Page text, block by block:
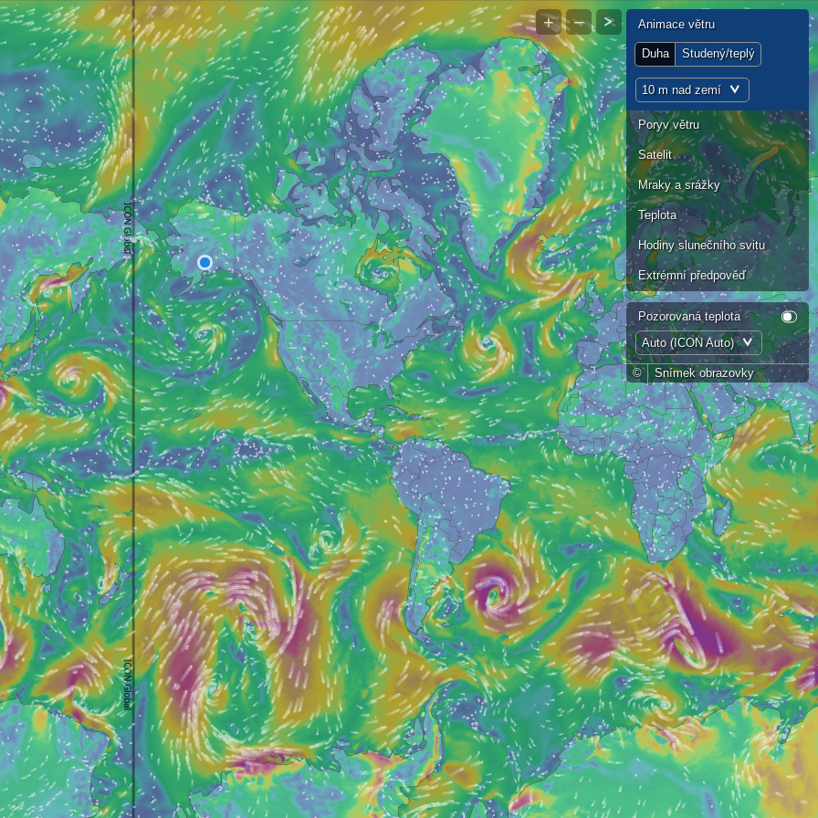
Pozorovaná teplota
Auto (ICON Auto)
© Snímek obrazovky
Animace větru
Duha Studený/teplý
10 m nad zemí
Poryv větru
Satelit
Mraky a srážky
Teplota
Hodiny slunečního svitu
Extrémní předpověď
+ −